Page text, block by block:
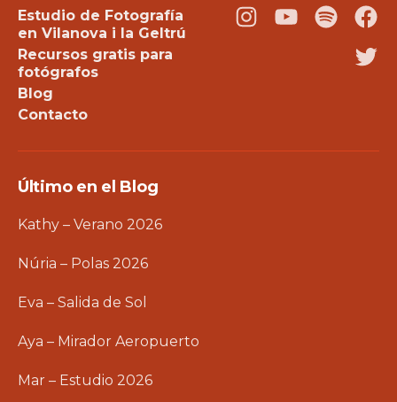
Estudio de Fotografía
en Vilanova i la Geltrú
Recursos gratis para
fotógrafos
Blog
Contacto
Instagram
YoutubePodcast
Último en el Blog
Kathy – Verano 2026
Núria – Polas 2026
Eva – Salida de Sol
Aya – Mirador Aeropuerto
Mar – Estudio 2026